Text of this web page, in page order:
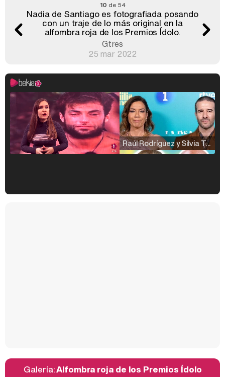
10 de 54
Nadia de Santiago es fotografiada posando
con un traje de lo más original en la
alfombra roja de los Premios Ídolo.
Gtres
25 mar 2022
Raúl Rodríguez y Silvia Taulés nos cuentan su papel en 'La familia de la tele'
Galería:Alfombra roja de los Premios Ídolo